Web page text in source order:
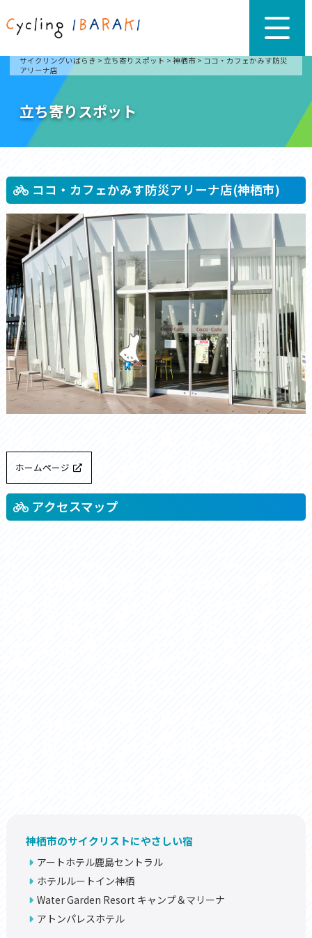
サイクリングいばらき > 立ち寄りスポット > 神栖市 > ココ・カフェかみす防災
アリーナ店
立ち寄りスポット
ココ・カフェかみす防災アリーナ店(神栖市)
ホームページ
アクセスマップ
神栖市のサイクリストにやさしい宿
アートホテル鹿島セントラル
ホテルルートイン神栖
Water Garden Resort キャンプ＆マリーナ
アトンパレスホテル